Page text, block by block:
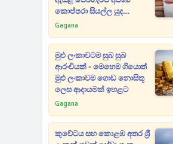
කොප්පරා සියල්ල යුද
හමුදාවෙන් පූජා කරයි
Gagana
මුළු ලංකාවටම සුබ සුබ
ආරංචියක් - මෙහෙම ගියොත්
මුළු ලංකාවම ගොඩ නොසිතූ
ලෙස ආදායමක් ඉහළට
Gagana
කුවේටය සහ කොළඹ අතර ශ්‍රී